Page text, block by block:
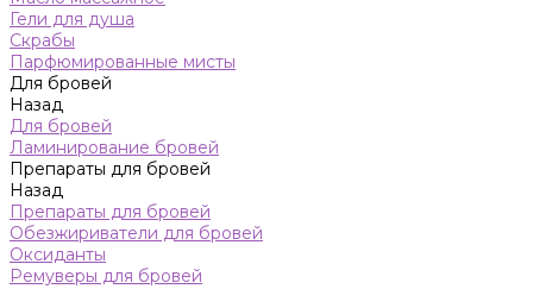
Гели для душа
Скрабы
Парфюмированные мисты
Для бровей
Назад
Для бровей
Ламинирование бровей
Препараты для бровей
Назад
Препараты для бровей
Обезжириватели для бровей
Оксиданты
Ремуверы для бровей